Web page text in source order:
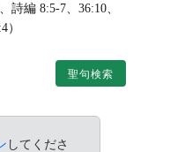
詩編 8:5-7、36:10、
）
聖句検索
してくださ